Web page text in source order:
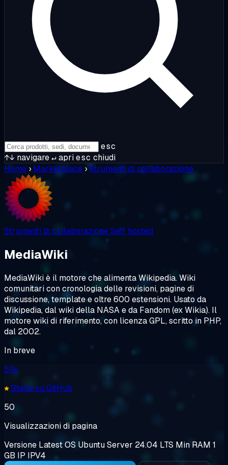
esc
↑↓ navigare↵apriesc chiudi
Home › Marketplace ›Strumenti di collaborazione
Strumenti di collaborazioneSelf hosted
MediaWiki
MediaWiki è il motore che alimenta Wikipedia. Wiki
comunitari con cronologia delle revisioni, pagine di
discussione, template e oltre 600 estensioni. Usato da
Wikipedia, dal wiki della NASA e da Fandom (ex Wikia). Il
motore wiki di riferimento, con licenza GPL, scritto in PHP,
dal 2002.
In breve
5.1k
Stelle su GitHub
50
Visualizzazioni di pagina
Versione LatestOS Ubuntu Server 24.04 LTS Min RAM 1
GB IP IPV4